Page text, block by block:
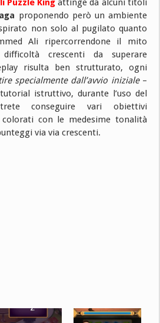
Puzzle King attinge da alcuni titoli
proponendo però un ambiente
non solo al pugilato quanto
Ali ripercorrendone il mito
crescenti da superare
risulta ben strutturato, ogni
specialmente dall’avvio iniziale–
istruttivo, durante l’uso del
conseguire vari obiettivi
con le medesime tonalità
via via crescenti.